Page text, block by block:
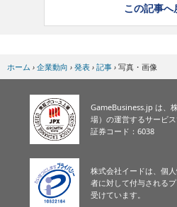
この記事へ
ホーム › 企業動向 › 発表 › 記事 › 写真・画像
GameBusiness.jp は、
場）の運営するサービス
証券コード：6038
株式会社イードは、個
者に対して付与される
受けています。